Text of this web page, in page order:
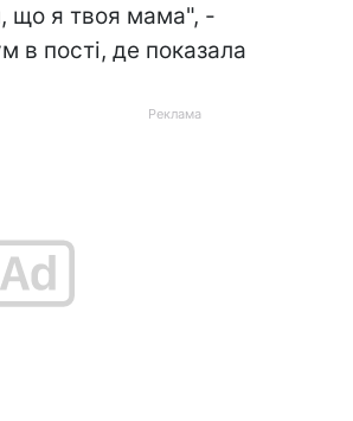
що я твоя мама", -
в пості, де показала